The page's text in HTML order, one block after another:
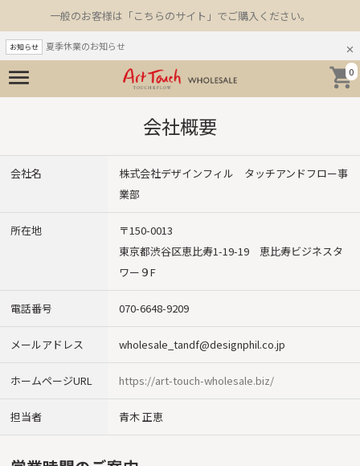
一般のお客様は「こちらのサイト」でご購入ください。
お知らせ
夏季休業のお知らせ
0
会社概要
会社名
株式会社デザインフィル タッチアンドフロー事
業部
所在地
〒150-0013
東京都渋谷区恵比寿1-19-19 恵比寿ビジネスタ
ワー９F
電話番号 070-6648-9209
メールアドレス wholesale_tandf@designphil.co.jp
ホームページURL https://art-touch-wholesale.biz/
担当者 青木 正恵